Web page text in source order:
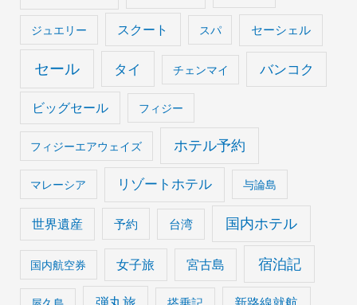
ジュエリー スクート スパ セーシェル
セール タイ チェンマイ バンコク
ビッグセール フィジー
フィジーエアウェイズ ホテル予約
マレーシア リゾートホテル 与論島
世界遺産 予約 台湾 国内ホテル
国内航空券 女子旅 宮古島 宿泊記